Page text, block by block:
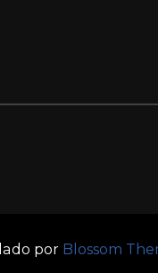
por Blossom